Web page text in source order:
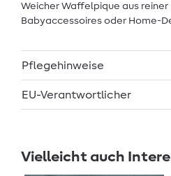
Weicher Waffelpique aus
Babyaccessoires oder Home-
Pflegehinweise
EU-Verantwortlicher
Vielleicht auch